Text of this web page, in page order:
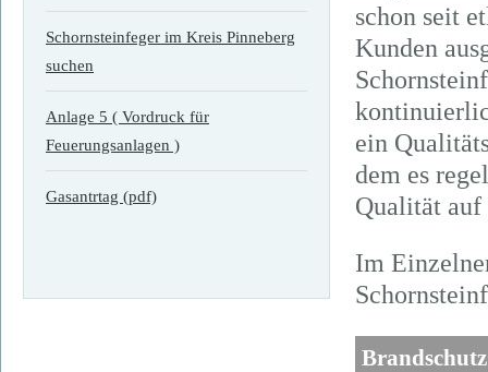
Schornsteinfeger im Kreis Pinneberg
suchen
Anlage 5 ( Vordruck für
Feuerungsanlagen )
Gasantrtag (pdf)
schon seit
Kunden
ein
dem es
Qualität auf
Im